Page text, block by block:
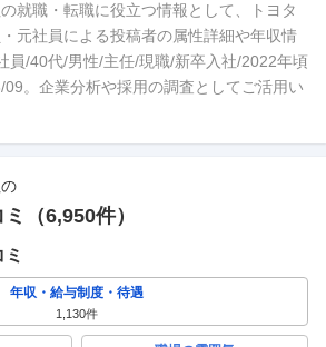
就職・転職に役立つ情報として、トヨタ
元社員による投稿者の属性詳細や年収情
員/40代/男性/主任/現職/新卒入社/2022年頃
。企業分析や採用の調査としてご活用い
の
（6,950件）
年収・給与制度・待遇
1,130件